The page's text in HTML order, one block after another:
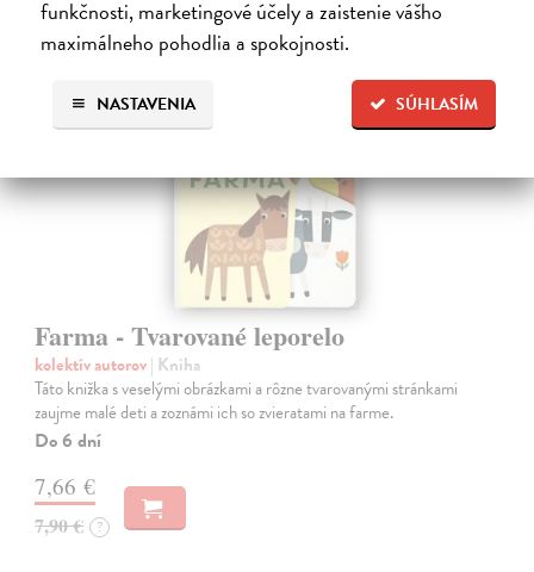
funkčnosti, marketingové účely a zaistenie vášho
maximálneho pohodlia a spokojnosti.
SÚHLASÍM
NASTAVENIA
Farma - Tvarované leporelo
kolektív autorov| Kniha
Táto knižka s veselými obrázkami a rôzne tvarovanými stránkami
zaujme malé deti a zoznámi ich so zvieratami na farme.
Do 6 dní
7,66 €
7,90 € ?